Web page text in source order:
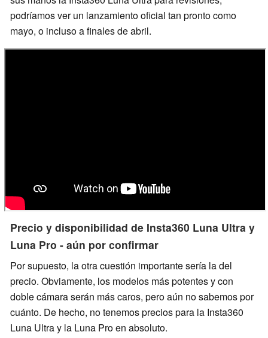
podríamos ver un lanzamiento oficial tan pronto como
mayo, o incluso a finales de abril.
Precio y disponibilidad de Insta360 Luna Ultra y
Luna Pro - aún por confirmar
Por supuesto, la otra cuestión importante sería la del
precio. Obviamente, los modelos más potentes y con
doble cámara serán más caros, pero aún no sabemos por
cuánto. De hecho, no tenemos precios para la Insta360
Luna Ultra y la Luna Pro en absoluto.